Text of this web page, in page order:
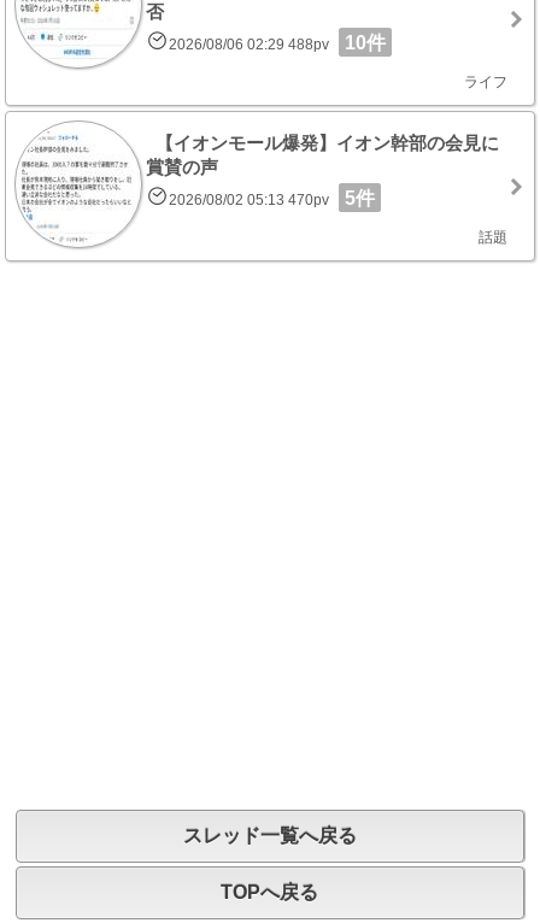
否
2026/08/06 02:29 488pv 10件
ライフ
【イオンモール爆発】イオン幹部の会見に
賞賛の声
2026/08/02 05:13 470pv 5件
話題
スレッド一覧へ戻る
TOPへ戻る